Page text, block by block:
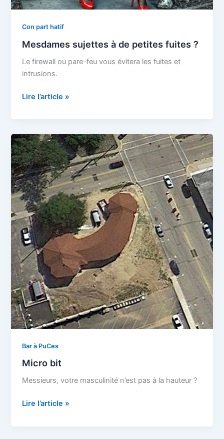
Con part hatif
Mesdames sujettes à de petites fuites ?
Le firewall ou pare-feu vous évitera les fuites et
intrusions.
Mesdames
de
petites
fuites
?
Lire l’article »
Bar à PuCes
Micro bit
Messieurs, votre masculinité n’est pas à la hauteur ?
Micro
Lire l’article »